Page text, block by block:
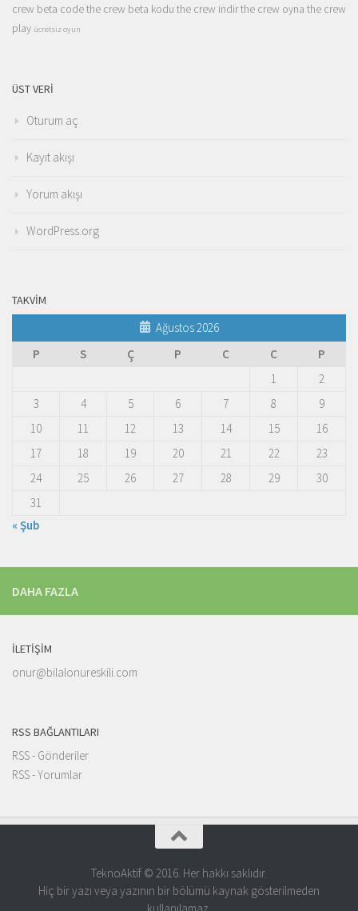
crew beta codethe crew beta kodu the crew indirthe crew oyna the crew
play ücretsiz oyun
ÜST VERI
Oturum aç
Kayıt akışı
Yorum akışı
WordPress.org
TAKVIM
Ağustos 2026
P
S Ç P C C
P
1
2
3
4 5 6 7 8
9
10
11 12 13 14 15
16
17
18 19 20 21 22
23
24
25 26 27 28 29
30
31
« Şub
DAHA FAZLA
İLETIŞIM
onur@bilalonureskili.com
RSS BAĞLANTILARI
RSS - Gönderiler
RSS - Yorumlar
TeknoAktif © 2016. Her hakkı saklıdır.
Hiç bir yazı veya yazının bir bölümü kaynak gösterilmeden